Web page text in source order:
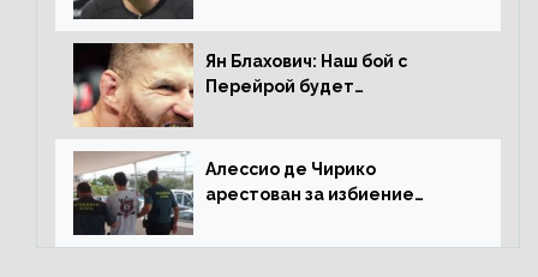
Ян Блахович: Наш бой с
Перейрой будет
Алессио де Чирико
арестован за избиение